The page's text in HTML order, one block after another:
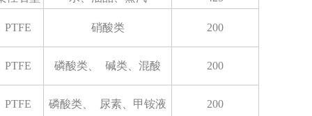
PTFE 硝酸类 200
PTFE 磷酸类、 碱类、混酸 200
PTFE 磷酸类、 尿素、甲铵液 200